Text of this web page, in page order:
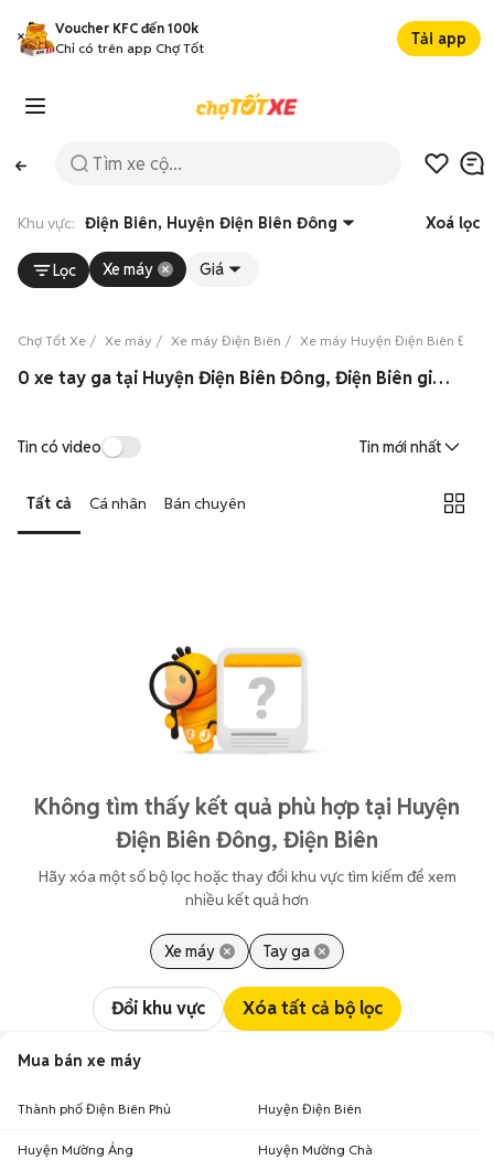
Voucher KFC đến 100k
Chỉ có trên app Chợ Tốt
Tải app
Khu vực: Điện Biên, Huyện Điện Biên Đông Xoá lọc
Lọc Xe máy Giá
Chợ Tốt Xe Xe máy Xe máy Điện Biên Xe máy Huyện Điện Biên Đông
0 xe tay ga tại Huyện Điện Biên Đông, Điện Biên giá tốt 08/2026
Tin có video Tin mới nhất
Tất cả Cá nhân Bán chuyên
Không tìm thấy kết quả phù hợp tại Huyện
Điện Biên Đông, Điện Biên
Hãy xóa một số bộ lọc hoặc thay đổi khu vực tìm kiếm để xem
nhiều kết quả hơn
Xe máy Tay ga
Đổi khu vực Xóa tất cả bộ lọc
Mua bán xe máy
Thành phố Điện Biên Phủ Huyện Điện Biên
Huyện Mường Ảng Huyện Mường Chà